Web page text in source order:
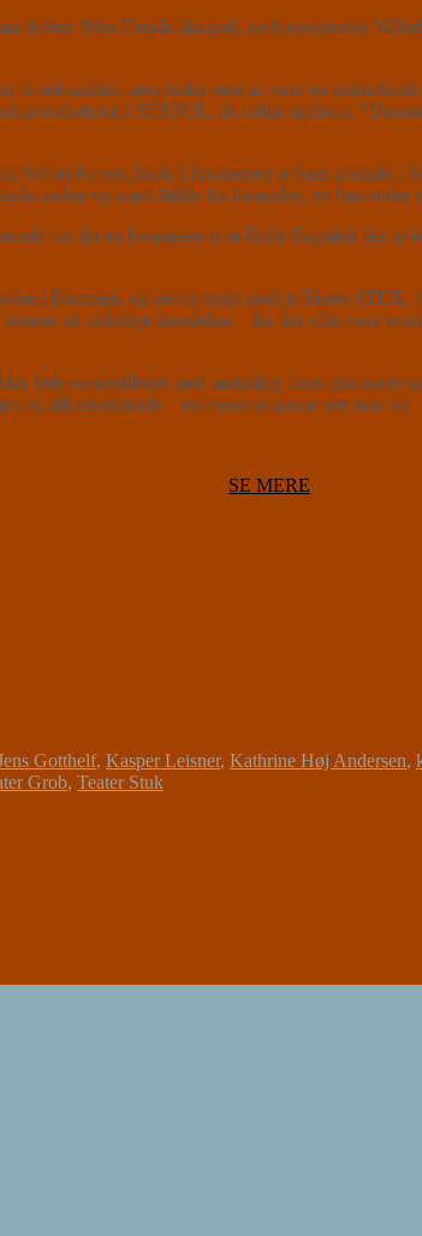
dyrker. Men Freuds discipel, psykoterapeuten
seksualitet, men ender med at være en
proselytterne i SEXPOL, da rollen spilles af
Solvej Kyong-Sook Christiansen er hans disciple i
tanker og magt falder fra hinanden, og han
var det en fornøjelse at se Helle Fagralid, der
i Danmark, og det er rigtig godt at Teater
på virkelige hændelser – for det ville være
hele scenebilledet med samtidige fotos
og tilfredsstillende – en visuel orgasme om man vil.
SE MERE
Gotthelf, Kasper Leisner, Kathrine Høj Andersen,
Grob, Teater Stuk